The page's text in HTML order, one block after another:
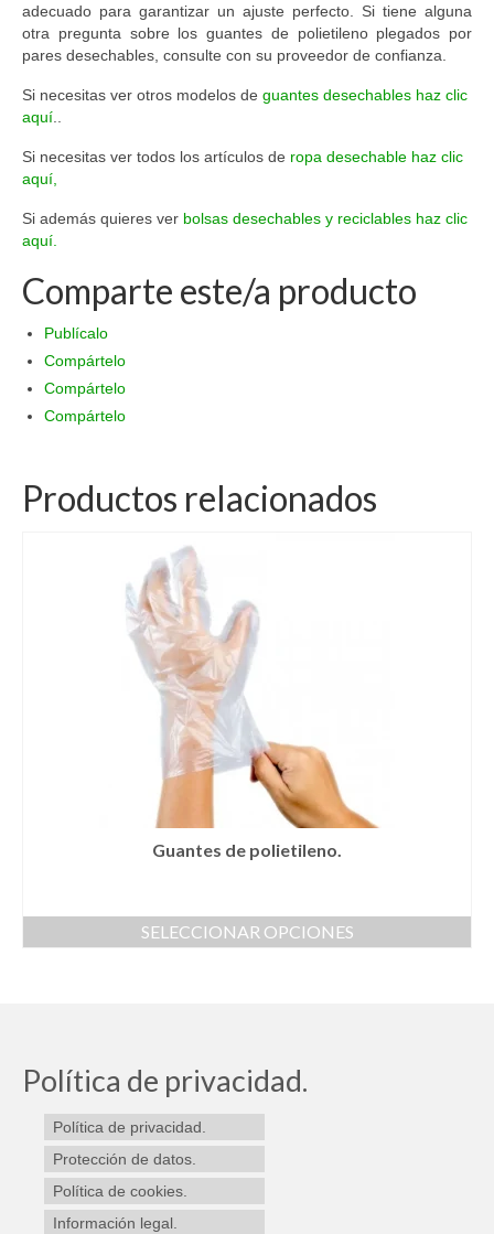
adecuado para garantizar un ajuste perfecto. Si tiene alguna
otra pregunta sobre los guantes de polietileno plegados por
pares desechables, consulte con su proveedor de confianza.
Si necesitas ver otros modelos de guantes desechables haz clic
aquí
Si necesitas ver todos los artículos de ropa desechable haz clic
aquí,
Si además quieres ver bolsas desechables y reciclables haz clic
aquí.
Comparte este/a producto
Publícalo
Compártelo
Compártelo
Compártelo
Productos relacionados
Guantes de polietileno.
SELECCIONAR OPCIONES
Las
opciones
se
en
la
Política de privacidad.
Política de privacidad.
Protección de datos.
Política de cookies.
Información legal.